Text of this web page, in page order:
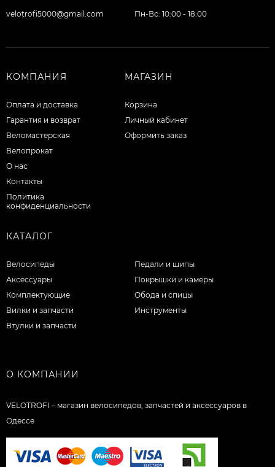
velotrofi5000@gmail.com Пн-Вс: 10:00 - 18:00
КОМПАНИЯ
Оплата и доставка
Гарантия и возврат
Веломастерская
Велопрокат
О нас
Контакты
Политика
конфиденциальности
МАГАЗИН
Корзина
Личный кабинет
Оформить заказ
КАТАЛОГ
Велосипеды
Аксессуары
Комплектующие
Вилки и запчасти
Втулки и запчасти
Педали и шипы
Покрышки и камеры
Обода и спицы
Инструменты
О КОМПАНИИ
VELOTROFI – магазин велосипедов, запчастей и аксессуаров в
Одессе